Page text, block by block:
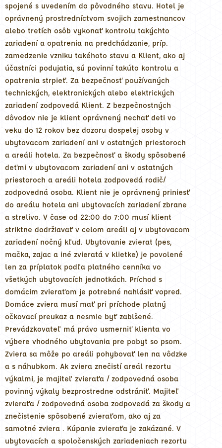
spojené s uvedením do pôvodného stavu. Hotel je
oprávnený prostredníctvom svojich zamestnancov
alebo tretích osôb vykonať kontrolu takýchto
zariadení a opatrenia na predchádzanie, príp.
zamedzenie vzniku takéhoto stavu a Klient, ako aj
účastníci podujatia, sú povinní takúto kontrolu a
opatrenia strpieť. Za bezpečnosť používaných
technických, elektronických alebo elektrických
zariadení zodpovedá Klient. Z bezpečnostných
dôvodov nie je klient oprávnený nechať deti vo
veku do 12 rokov bez dozoru dospelej osoby v
ubytovacom zariadení ani v ostatných priestoroch
a areáli hotela. Za bezpečnosť a škody spôsobené
deťmi v ubytovacom zariadení ani v ostatných
priestoroch a areáli hotela zodpovedá rodič/
zodpovedná osoba. Klient nie je oprávnený priniesť
do areálu hotela ani ubytovacích zariadení zbrane
a strelivo. V čase od 22:00 do 7:00 musí klient
striktne dodržiavať v celom areáli aj v ubytovacom
zariadení nočný kľud. Ubytovanie zvierat (pes,
mačka, zajac a iné zvieratá v klietke) je povolené
len za príplatok podľa platného cenníka vo
všetkých ubytovacích jednotkách. Príchod s
domácim zvieraťom je potrebné nahlásiť vopred.
Domáce zviera musí mať pri príchode platný
očkovací preukaz a nesmie byť zablšené.
Prevádzkovateľ má právo usmerniť klienta vo
výbere vhodného ubytovania pre pobyt so psom.
Zviera sa môže po areáli pohybovať len na vôdzke
a s náhubkom. Ak zviera znečistí areál rezortu
výkalmi, je majiteľ zvieraťa / zodpovedná osoba
povinný výkaly bezprostredne odstrániť. Majiteľ
zvieraťa / zodpovedná osoba zodpovedá za škody a
znečistenie spôsobené zvieraťom, ako aj za
samotné zviera . Kúpanie zvieraťa je zakázané. V
ubytovacích a spoločenských zariadeniach rezortu